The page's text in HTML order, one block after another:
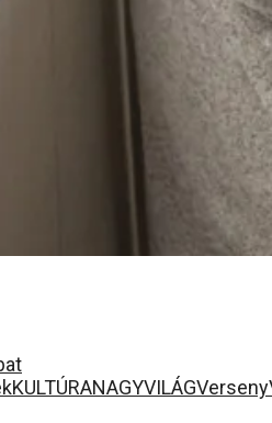
KULTÚRANAGYVILÁGVerseny